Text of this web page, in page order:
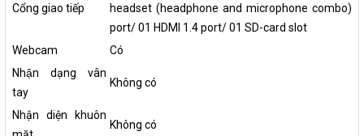
Cổng giao tiếp
headset (headphone and microphone combo)
port/ 01 HDMI 1.4 port/ 01 SD-card slot
Webcam
Có
Nhận dạng vân
tay
Không có
Nhận diện khuôn
Không có